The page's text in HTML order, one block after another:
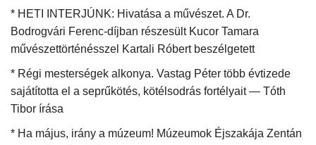
Nyelv
Magyar Deutsch English
* HETI INTERJÚNK: Hivatása a művészet. A Dr.
Bodrogvári Ferenc-díjban részesült Kucor Tamara
művészettörténésszel Kartali Róbert beszélgetett
* Régi mesterségek alkonya. Vastag Péter több évtizede
sajátította el a seprűkötés, kötélsodrás fortélyait — Tóth
Tibor írása
* Ha május, irány a múzeum! Múzeumok Éjszakája Zentán